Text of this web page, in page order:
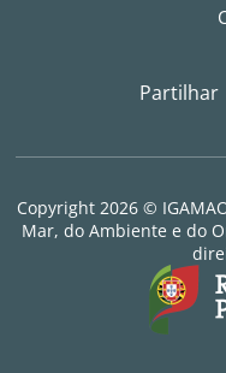
Partilhar
Copyright 2026 ©
Mar, do Ambiente e do